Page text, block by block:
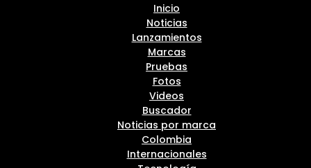
Inicio
Noticias
Lanzamientos
Marcas
Pruebas
Fotos
Videos
Buscador
Noticias por marca
Colombia
Internacionales